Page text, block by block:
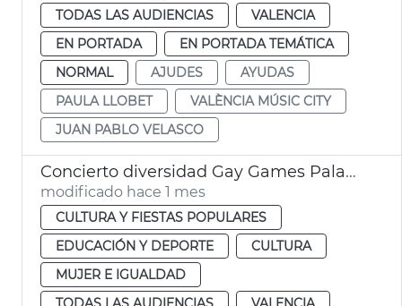
TODAS LAS AUDIENCIAS
VALENCIA
EN PORTADA
EN PORTADA TEMÁTICA
NORMAL
AJUDES
AYUDAS
PAULA LLOBET
VALÈNCIA MÚSIC CITY
JUAN PABLO VELASCO
Concierto diversidad Gay Games Palau de la Música de València
modificado hace 1 mes
CULTURA Y FIESTAS POPULARES
EDUCACIÓN Y DEPORTE
CULTURA
MUJER E IGUALDAD